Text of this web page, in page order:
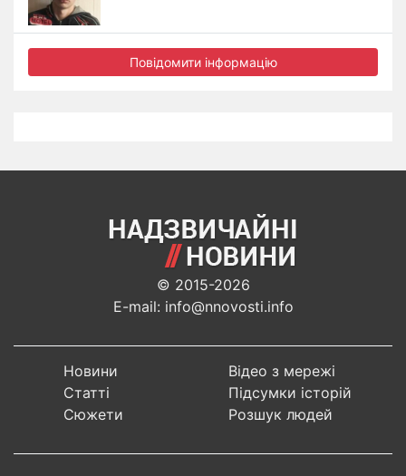
Повідомити інформацію
© 2015-2026
E-mail: info@nnovosti.info
Новини
Статті
Сюжети
Відео з мережі
Підсумки історій
Розшук людей